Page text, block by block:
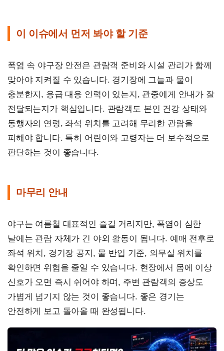
이 이슈에서 먼저 봐야 할 기준
폭염 속 야구장 안전은 관람객 준비와 시설 관리가 함께
맞아야 지켜질 수 있습니다. 경기장에 그늘과 물이
충분한지, 응급 대응 인력이 있는지, 관중에게 안내가 잘
전달되는지가 핵심입니다. 관람객도 본인 건강 상태와
동행자의 연령, 좌석 위치를 고려해 무리한 관람을
피해야 합니다. 특히 어린이와 고령자는 더 보수적으로
판단하는 것이 좋습니다.
마무리 안내
야구는 여름철 대표적인 즐길 거리지만, 폭염이 심한
날에는 관람 자체가 긴 야외 활동이 됩니다. 예매 전후로
좌석 위치, 경기장 공지, 물 반입 기준, 의무실 위치를
확인하면 위험을 줄일 수 있습니다. 현장에서 몸에 이상
신호가 오면 즉시 쉬어야 하며, 주변 관람객의 증상도
가볍게 넘기지 않는 것이 좋습니다. 좋은 경기는
안전하게 보고 돌아올 때 완성됩니다.